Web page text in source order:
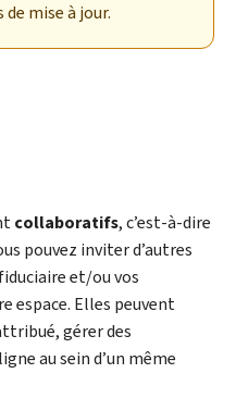
mise à jour.
collaboratifs, c’est-à-dire
pouvez inviter d’autres
et/ou vos
espace. Elles peuvent
gérer des
au sein d’un même